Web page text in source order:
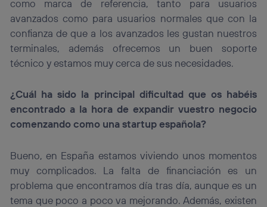
como marca de referencia, tanto para usuarios
avanzados como para usuarios normales que con la
confianza de que a los avanzados les gustan nuestros
terminales, además ofrecemos un buen soporte
técnico y estamos muy cerca de sus necesidades.
¿Cuál ha sido la principal dificultad que os habéis
encontrado a la hora de expandir vuestro negocio
comenzando como una startup española?
Bueno, en España estamos viviendo unos momentos
muy complicados. La falta de financiación es un
problema que encontramos día tras día, aunque es un
tema que poco a poco va mejorando. Además, existen